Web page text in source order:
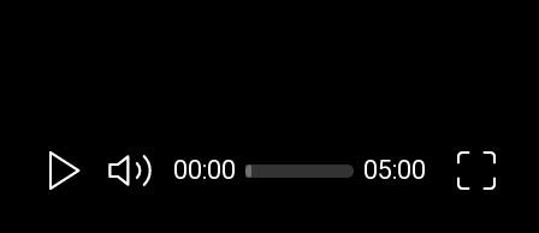
00:00 05:00